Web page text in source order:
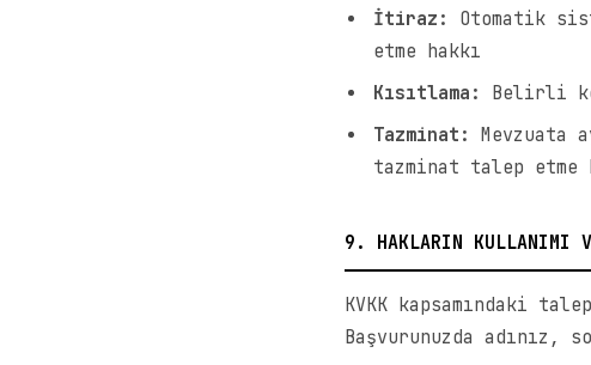
İtiraz:
Otomatik
etme hakkı
Kısıtlama:
Belirli
Tazminat: Mevzuata
tazminat talep etme
9. HAKLARIN KULLANIMI
KVKK kapsamındaki
Başvurunuzda